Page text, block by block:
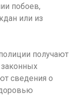
побоев,
или из
получают
законных
сведения о